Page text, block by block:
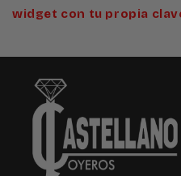
widget con tu propia